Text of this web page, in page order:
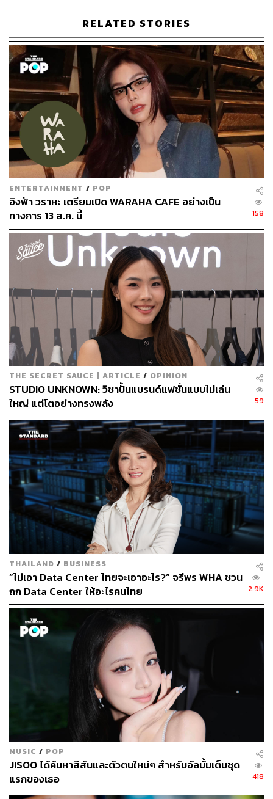
ขอเริ่มจากพฤติกรรมโดยรวม คือคนไทยใช้อินเทอร์เน็ตเฉลี่ย
7.58 ชั่วโมงต่อวัน ลดลง 7 นาทีจากปีที่แล้ว แต่ยังคงเป็นช่วง
เวลาที่ยาวประมาณ 1 ใน 3 ของเวลาทั้งวันพวกเรานิยมใช้
งานอินเทอร์เน็ตผ่านสมาร์ทโฟนมากที่สุด
โดยมีเวลาการใช้
งานบนเครื่องมือนี้ถึง 5.02 ชั่วโมง และส่วนที่เหลือ 2.56
ชั่วโมงจะเป็นการใช้งานบนคอมพิวเตอร์หรือแท็บเล็ต
พฤติกรรมการเสพสื่อของคนไทยในยุคดิจิทัลอินเทอร์เน็ตก็
กำลังเปลี่ยนไป โดยวิธีการเสพสื่อที่นิยมมากที่สุดก็คือการดู
คอนเทนต์สตรีมมิง 3.23 ชั่วโมงต่อวัน รองลงมาคือการใช้
งานโซเชียลมีเดีย 2.31 ชั่วโมง ตามด้วยการอ่านข่าวสาร (ทั้ง
ออนไลน์และสิ่งพิมพ์) 2.20 ชั่วโมง แต่สิ่งที่คนทำน้อยสุดคือ
ฟังวิทยุ ซึ่งมีเวลาของการอยู่บนแพลตฟอร์ม 43 นาที ลดลงมา
9.9% จากปี 2023
ผลสำรวจยังตั้งคำถามกับคนไทยด้วยว่าพวกเขาใช้งาน
อินเทอร์เน็ตไปทำไม
ปัจจัยหลัก 3 ข้อที่ทำให้เราหันมาหาอินเทอร์เน็ตคือ
การค้นหาข้อมูล
การตามข่าว
การเสพสื่อบันเทิงต่างๆ
เสิร์ชเอนจินที่คนไทยใช้งานมากที่สุดยังคงเป็น Google ที่มี
สัดส่วนตลาดของไทยที่ 98% ทิ้งห่าง Bing ของ Microsoft
อย่างแทบไม่ติดฝุ่นถึง แม้ว่า Bing จะมีการใช้งานเพิ่มขึ้นจาก
การมาของ Copilot หรือแชตบอตตัวเอกของ Microsoft ที่หวัง
จะฟื้นฟู Bing แต่ยังถือว่าห่างไกลเมื่อเทียบกับ Google หากดู
ชาวไทยใช้โซเชียลเพื่อติดต่อเพื่อน-ครอบครัว และ
ในฝั่งของโซเชียลมีเดียต่างๆ ประเทศไทยมีบัญชีการใช้งาน
โซเชียลมีเดียทั้งหมด 49.1 ล้านบัญชี ซึ่งเพิ่มขึ้น 1 ล้านบัญชี
จากปี 2023 แต่ทางรายงานมีระบุเตือนให้ระมัดระวังการ
ทำความเข้าใจของตัวเลขดังกล่าว ว่าจำนวนบัญชีทั้งหมด
มิได้หมายถึงจำนวนของผู้ใช้งานแบบหนึ่งคนต่อหนึ่งบัญชี
เนื่องจากข้อมูลถูกเก็บมาจากหลายแหล่งที่มา
RELATED STORIES
ENTERTAINMENT / POP
อิงฟ้า วราหะ เตรียมเปิด WARAHA CAFE อย่างเป็น
ทางการ 13 ส.ค. นี้
158
THE SECRET SAUCE | ARTICLE / OPINION
STUDIO UNKNOWN: วิชาปั้นแบรนด์แฟชั่นแบบไม่เล่น
ใหญ่ แต่โตอย่างทรงพลัง
59
THAILAND / BUSINESS
“ไม่เอา Data Center ไทยจะเอาอะไร?” จรีพร WHA ชวน
ถก Data Center ให้อะไรคนไทย
2.9K
MUSIC / POP
JISOO ได้ค้นหาสีสันและตัวตนใหม่ๆ สำหรับอัลบั้มเต็มชุด
แรกของเธอ
418